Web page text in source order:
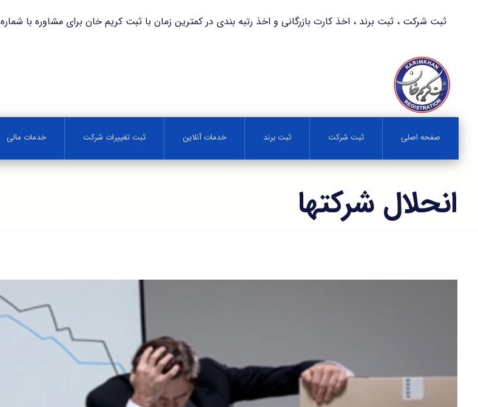
ثبت شرکت ، ثبت برند ، اخذ کارت بازرگانی و اخذ رتبه بندی در کمترین زمان با ثبت کریم خان برای مشاوره با شماره ۸۷۱۴۶ تماس حاصل فرمایید.
صفحه اصلی ثبت شرکت ثبت برند خدمات آنلاین ثبت تغییرات شرکت خدمات مالی
انحلال شرکتها